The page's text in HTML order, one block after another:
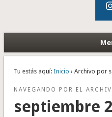
Tu estás aquí: Inicio › Archivo por
NAVEGANDO POR EL
septiembre